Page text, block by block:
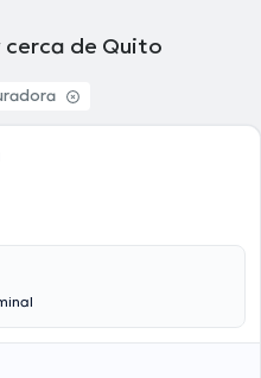
cerca de Quito